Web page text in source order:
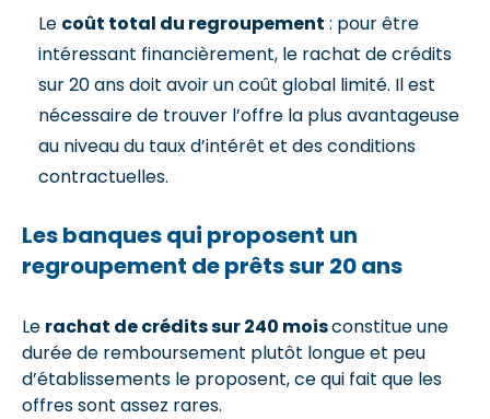
Le coût total du regroupement : pour être
intéressant financièrement, le rachat de crédits
sur 20 ans doit avoir un coût global limité. Il est
nécessaire de trouver l’offre la plus avantageuse
au niveau du taux d’intérêt et des conditions
contractuelles.
Les banques qui proposent un
regroupement de prêts sur 20 ans
Le rachat de crédits sur 240 moisconstitue une
durée de remboursement plutôt longue et peu
d’établissements le proposent, ce qui fait que les
offres sont assez rares.